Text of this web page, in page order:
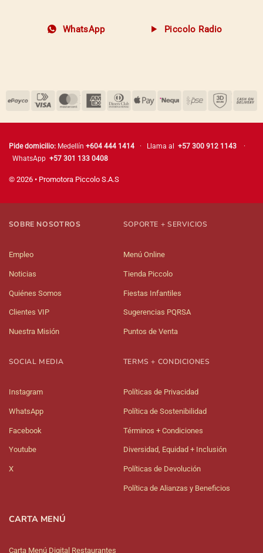
WhatsApp Piccolo Radio
Pide domicilio: Medellín +604 444 1414 · Llama al +57 300 912 1143
·
WhatsApp +57 301 133 0408
© 2026 • Promotora Piccolo S.A.S
SOBRE NOSOTROS
Empleo
Noticias
Quiénes Somos
Clientes VIP
Nuestra Misión
SOPORTE + SERVICIOS
Menú Online
Tienda Piccolo
Fiestas Infantiles
Sugerencias PQRSA
Puntos de Venta
SOCIAL MEDIA
Instagram
WhatsApp
Facebook
Youtube
X
TERMS + CONDICIONES
Políticas de Privacidad
Política de Sostenibilidad
Términos + Condiciones
Diversidad, Equidad + Inclusión
Políticas de Devolución
Política de Alianzas y Beneficios
CARTA MENÚ
Carta Menú Digital Restaurantes